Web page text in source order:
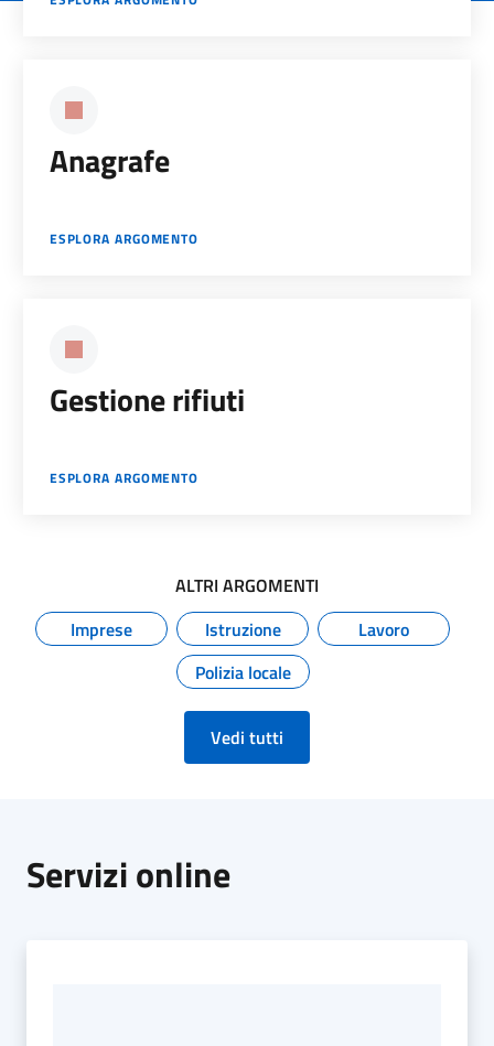
Anagrafe
ESPLORA ARGOMENTO
Gestione rifiuti
ESPLORA ARGOMENTO
ALTRI ARGOMENTI
Imprese
Istruzione
Lavoro
Polizia locale
Vedi tutti
Servizi online